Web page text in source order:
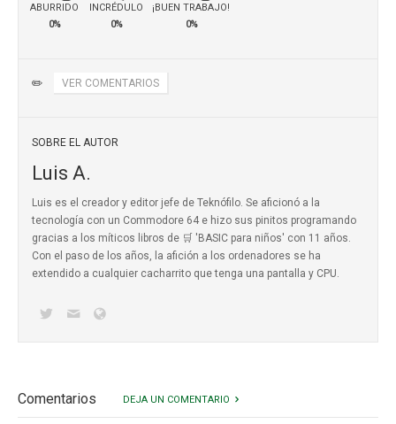
ABURRIDO
0%
INCRÉDULO
0%
¡BUEN TRABAJO!
0%
✏️ VER COMENTARIOS
SOBRE EL AUTOR
Luis A.
Luis es el creador y editor jefe de Teknófilo. Se aficionó a la
tecnología con un Commodore 64 e hizo sus pinitos programando
gracias a los míticos libros de 🛒 'BASIC para niños' con 11 años.
Con el paso de los años, la afición a los ordenadores se ha
extendido a cualquier cacharrito que tenga una pantalla y CPU.
Comentarios DEJA UN COMENTARIO